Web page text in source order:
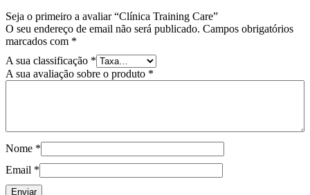
Seja o primeiro a avaliar “Clínica Training Care”
O seu endereço de email não será publicado. Campos obrigatórios
marcados com *
A sua classificação *
A sua avaliação sobre o produto *
Nome *
Email *